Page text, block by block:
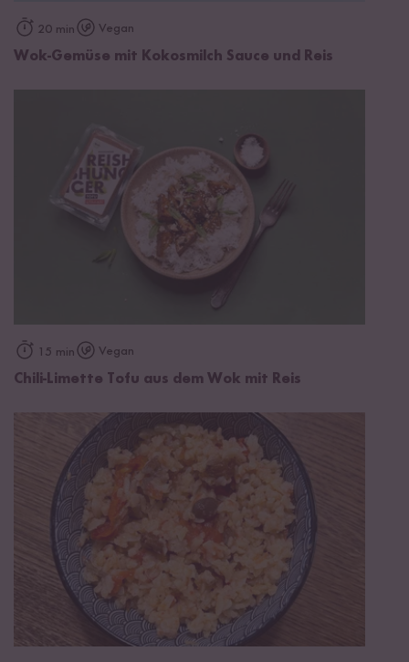
20 min Vegan
Wok-Gemüse mit Kokosmilch Sauce und Reis
15 min Vegan
Chili-Limette Tofu aus dem Wok mit Reis